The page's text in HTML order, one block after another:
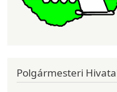
Polgármesteri